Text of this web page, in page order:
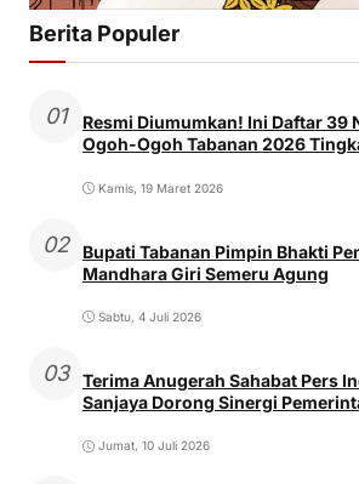
Berita Populer
01
Resmi Diumumkan! Ini Daftar 39
Ogoh-Ogoh Tabanan 2026
Kamis, 19 Maret 2026
02
Bupati Tabanan Pimpin Bhakti
Mandhara Giri Semeru Agung
Sabtu, 4 Juli 2026
03
Terima Anugerah Sahabat Pers
Sanjaya Dorong Sinergi
Jumat, 10 Juli 2026